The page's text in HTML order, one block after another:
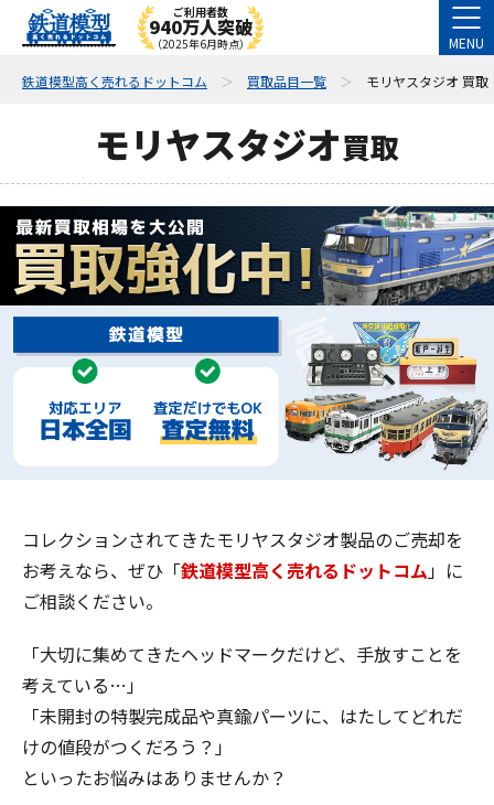
ご利用者数
940万人突破
（2025年6月時点） MENU
鉄道模型高く売れるドットコム 買取品目一覧 モリヤスタジオ 買取
モリヤスタジオ買取
コレクションされてきたモリヤスタジオ製品のご売却を
お考えなら、ぜひ「鉄道模型高く売れるドットコム」に
ご相談ください。
「大切に集めてきたヘッドマークだけど、手放すことを
考えている…」
「未開封の特製完成品や真鍮パーツに、はたしてどれだ
けの値段がつくだろう？」
といったお悩みはありませんか？